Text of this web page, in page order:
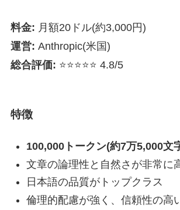
料金: 月額20ドル(約3,000円)
運営: Anthropic(米国)
総合評価: ⭐⭐⭐⭐⭐ 4.8/5
特徴
100,000トークン(約7万5,000文
文章の論理性と自然さが非常に
日本語の品質がトップクラス
倫理的配慮が強く、信頼性の高